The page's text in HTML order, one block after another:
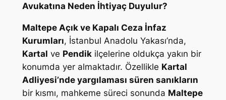
Avukatına Neden İhtiyaç Duyulur?
Maltepe Açık ve Kapalı Ceza İnfaz
Kurumları, İstanbul Anadolu Yakası’nda,
Kartal ve Pendikilçelerine oldukça yakın bir
konumda yer almaktadır. Özellikle Kartal
Adliyesi’nde yargılaması süren sanıkların
bir kısmı, mahkeme süreci sonunda Maltepe